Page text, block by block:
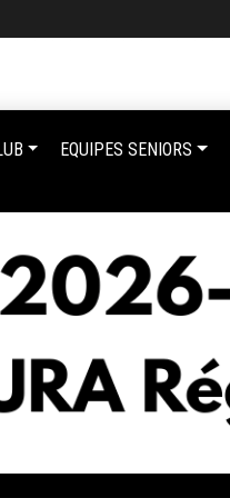
EQUIPES SENIORS